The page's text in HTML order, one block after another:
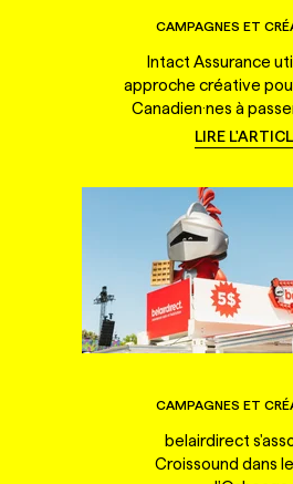
CAMPAGNES ET
Intact Assurance
approche créative
Canadien·nes à
LIRE
CAMPAGNES ET
belairdirect
Croissound dans